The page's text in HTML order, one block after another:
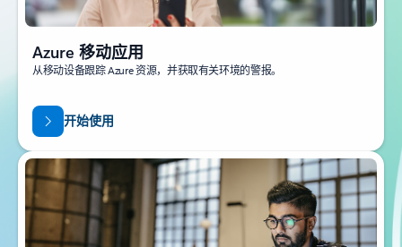
Azure 移动应用
从移动设备跟踪 Azure 资源，并获取有关环境的警报。
开始使用